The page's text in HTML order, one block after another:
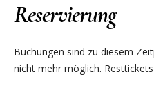
Reservierung
Buchungen sind zu diesem
nicht mehr möglich.